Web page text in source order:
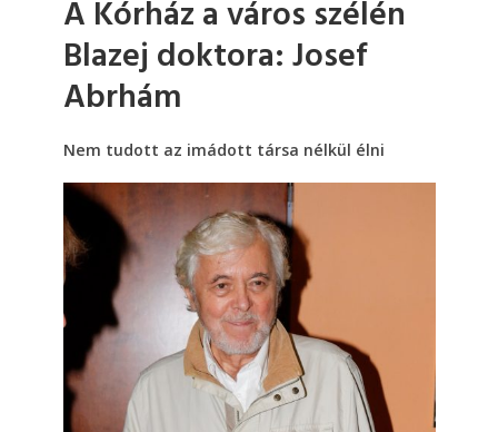
A Kórház a város szélén
Blazej doktora: Josef
Abrhám
Nem tudott az imádott társa nélkül élni